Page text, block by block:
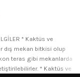
* Kaktüs ve
dış mekan bitkisi olup
teras gibi mekanlarda
* Kaktüs ve